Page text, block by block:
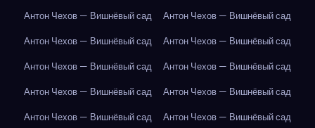
Антон Чехов — Вишнёвый сад
Антон Чехов — Вишнёвый сад
Антон Чехов — Вишнёвый сад
Антон Чехов — Вишнёвый сад
Антон Чехов — Вишнёвый сад
Антон Чехов — Вишнёвый сад
Антон Чехов — Вишнёвый сад
Антон Чехов — Вишнёвый сад
Антон Чехов — Вишнёвый сад
Антон Чехов — Вишнёвый сад